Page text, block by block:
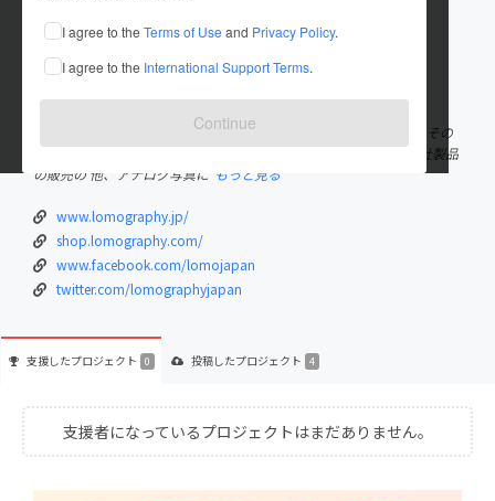
I agree to the Terms of Use and Privacy Policy.
I agree to the International Support Terms.
Continue
これまでに4件のプロジェクトを投稿しています
在住国：日本 現在地：東京都
出身国：日本 出身地：東京都
The Future is Analogue！をスローガンに掲げ、フィルムカメラとその
関連商品を製造販売するカメラブランド。公式Webサイトでは自社製品
の販売の 他、アナログ写真に もっと見る
www.lomography.jp/
shop.lomography.com/
www.facebook.com/lomojapan
twitter.com/lomographyjapan
支援したプロジェクト 0 投稿したプロジェクト 4
支援者になっているプロジェクトはまだありません。